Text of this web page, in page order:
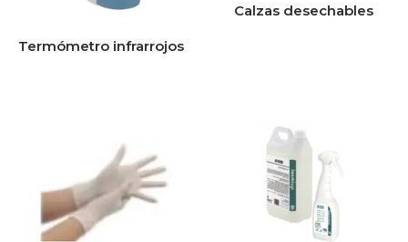
Termómetro infrarrojos
Calzas desechables